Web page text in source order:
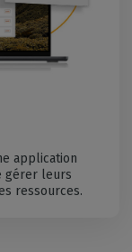
application
gérer leurs
ressources.